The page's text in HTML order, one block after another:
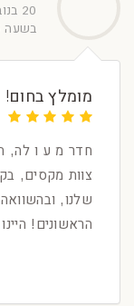
20 בנובמבר 2016
בשעה 04:35
מומלץ בחום!
חדר מ ע ו לה,
צוות מקסים,
הראשונים! היינו 4, הורים ו2 ילדים בני 12 ומאוד נהנינו!